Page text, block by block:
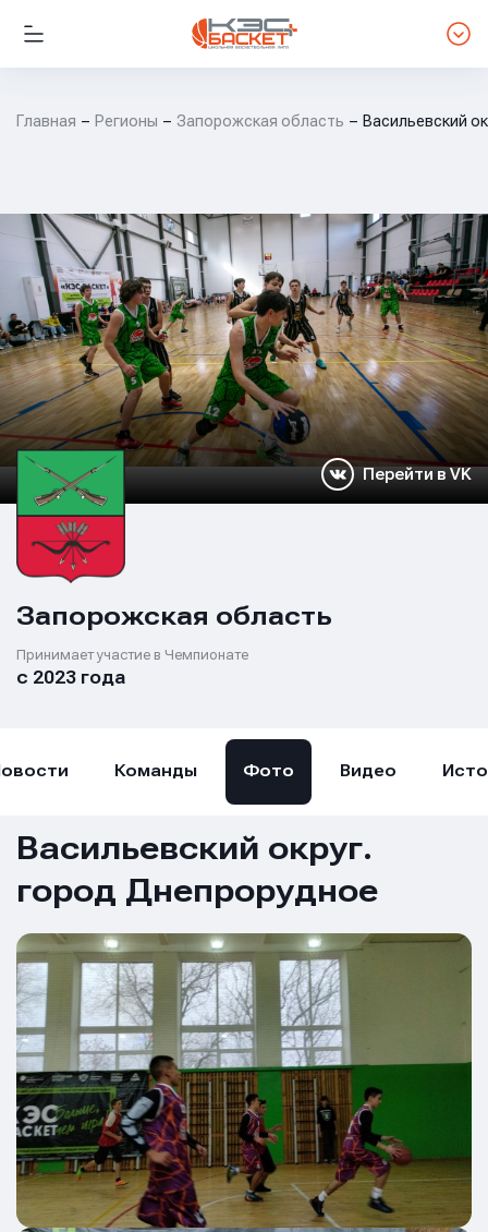
Главная Регионы Запорожская область Васильевский
Перейти в VK
Запорожская область
Принимает участие в Чемпионате
с 2023 года
Команды Фото Видео
Васильевский округ.
город Днепрорудное